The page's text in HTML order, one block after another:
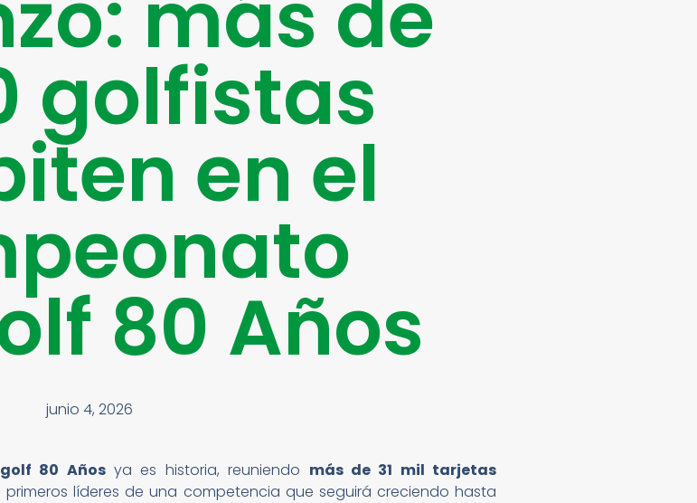
golfistas
en el
80 Años
junio 4, 2026
80 Añosya es historia, reuniendo más de 31 mil tarjetas
líderes de una competencia que seguirá creciendo hasta